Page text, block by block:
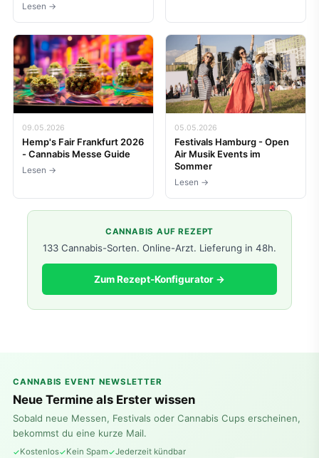
Lesen →
09.05.2026
Hemp's Fair Frankfurt 2026
- Cannabis Messe Guide
Lesen →
05.05.2026
Festivals Hamburg - Open
Air Musik Events im
Sommer
Lesen →
CANNABIS AUF REZEPT
133 Cannabis-Sorten. Online-Arzt. Lieferung in 48h.
Zum Rezept-Konfigurator →
CANNABIS EVENT NEWSLETTER
Neue Termine als Erster wissen
Sobald neue Messen, Festivals oder Cannabis Cups erscheinen,
bekommst du eine kurze Mail.
Kostenlos Kein Spam Jederzeit kündbar